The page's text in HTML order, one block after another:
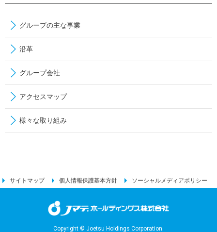
グループの主な事業
沿革
グループ会社
アクセスマップ
様々な取り組み
サイトマップ 個人情報保護基本方針 ソーシャルメディアポリシー
Copyright © Joetsu Holdings Corporation.